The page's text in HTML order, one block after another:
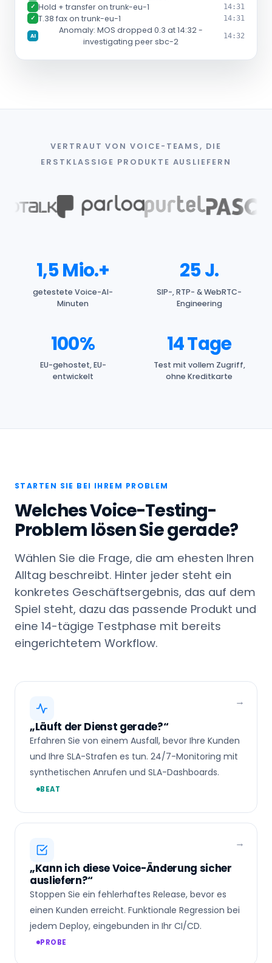
✓ Hold + transfer on trunk-eu-1 14:31
✓ T.38 fax on trunk-eu-1 14:31
AI
Anomaly: MOS dropped 0.3 at 14:32 -
investigating peer sbc-2
14:32
VERTRAUT VON VOICE-TEAMS, DIE
ERSTKLASSIGE PRODUKTE AUSLIEFERN
1,5 Mio.+
getestete Voice-AI-
Minuten
25 J.
SIP-, RTP- & WebRTC-
Engineering
100%
EU-gehostet, EU-
entwickelt
14 Tage
Test mit vollem Zugriff,
ohne Kreditkarte
STARTEN SIE BEI IHREM PROBLEM
Welches Voice-Testing-
Problem lösen Sie gerade?
Wählen Sie die Frage, die am ehesten Ihren
Alltag beschreibt. Hinter jeder steht ein
konkretes Geschäftsergebnis, das auf dem
Spiel steht, dazu das passende Produkt und
eine 14-tägige Testphase mit bereits
eingerichtetem Workflow.
„Läuft der Dienst gerade?“
Erfahren Sie von einem Ausfall, bevor Ihre Kunden
und Ihre SLA-Strafen es tun. 24/7-Monitoring mit
synthetischen Anrufen und SLA-Dashboards.
BEAT
„Kann ich diese Voice-Änderung sicher
ausliefern?“
Stoppen Sie ein fehlerhaftes Release, bevor es
einen Kunden erreicht. Funktionale Regression bei
jedem Deploy, eingebunden in Ihr CI/CD.
PROBE